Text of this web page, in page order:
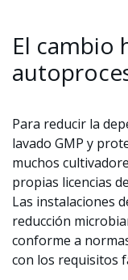
El cambio
Para reducir la
lavado GMP y
muchos
propias licencias
Las instalaciones
reducción
conforme a
con los requisitos